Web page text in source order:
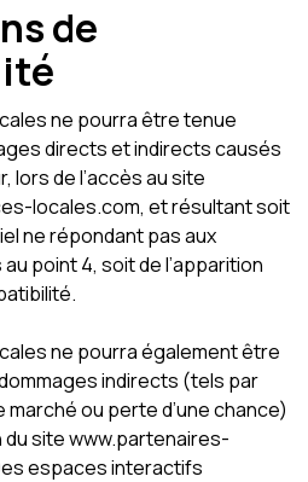
de
ne pourra être tenue
directs et indirects causés
lors de l’accès au site
locales.com, et résultant soit
ne répondant pas aux
point 4, soit de l’apparition
ne pourra également être
indirects (tels par
marché ou perte d’une chance)
du site www.partenaires-
espaces interactifs